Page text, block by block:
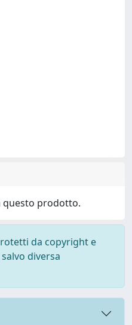
questo prodotto.
da copyright e
diversa